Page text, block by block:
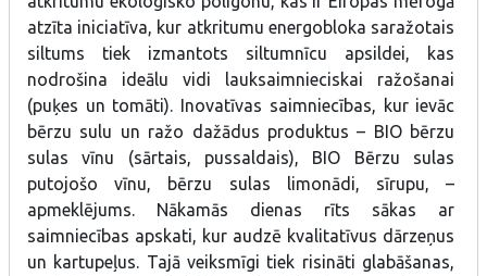
atzīta iniciatīva, kur atkritumu energobloka saražotais
siltums tiek izmantots siltumnīcu apsildei, kas
nodrošina ideālu vidi lauksaimnieciskai ražošanai
(puķes un tomāti). Inovatīvas saimniecības, kur ievāc
bērzu sulu un ražo dažādus produktus – BIO bērzu
sulas vīnu (sārtais, pussaldais), BIO Bērzu sulas
putojošo vīnu, bērzu sulas limonādi, sīrupu, –
apmeklējums. Nākamās dienas rīts sākas ar
saimniecības apskati, kur audzē kvalitatīvus dārzeņus
un kartupeļus. Tajā veiksmīgi tiek risināti glabāšanas,